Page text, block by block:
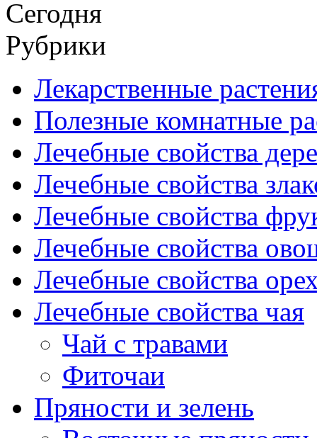
Сегодня
Рубрики
Лекарственные
Полезные комнатные
Лечебные свойства
Лечебные свойства
Лечебные свойства
Лечебные свойства
Лечебные свойства
Лечебные свойства чая
Чай с травами
Фиточаи
Пряности и зелень